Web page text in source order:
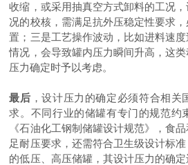
收缩，或采用抽真空方式卸料的工况
况的校核，需满足抗外压稳定性要求
置；三是工艺操作波动，比如进料速
情况，会导致罐内压力瞬间升高，这
压力确定时予以考虑。
最后 ，设计压力的确定必须符合相
求。不同行业的储罐有专门的规范约
《石油化工钢制储罐设计规范》，食
足耐压要求，还需符合卫生级设计标
的低压、高压储罐，其设计压力的确